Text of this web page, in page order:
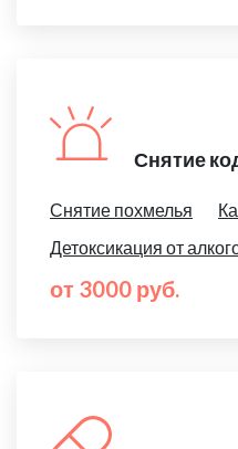
Снятие
Снятие похмелья
Детоксикация от
от 3000 руб.